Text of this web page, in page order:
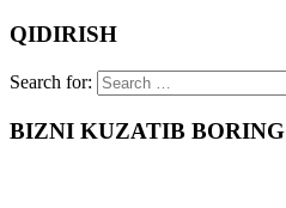
QIDIRISH
Search for:
BIZNI KUZATIB BORING